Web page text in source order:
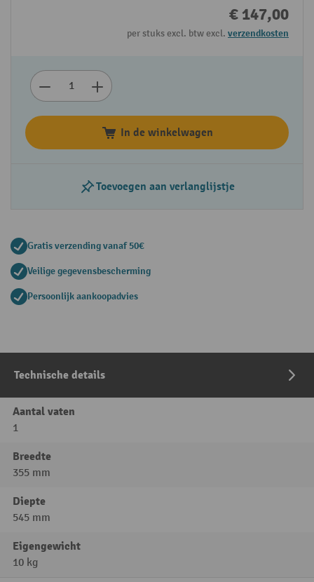
€ 147,00
per stuks excl. btw excl. verzendkosten
In de winkelwagen
Toevoegen aan verlanglijstje
Gratis verzending vanaf 50€
Veilige gegevensbescherming
Persoonlijk aankoopadvies
Technische details
Aantal vaten
1
Breedte
355 mm
Diepte
545 mm
Eigengewicht
10 kg